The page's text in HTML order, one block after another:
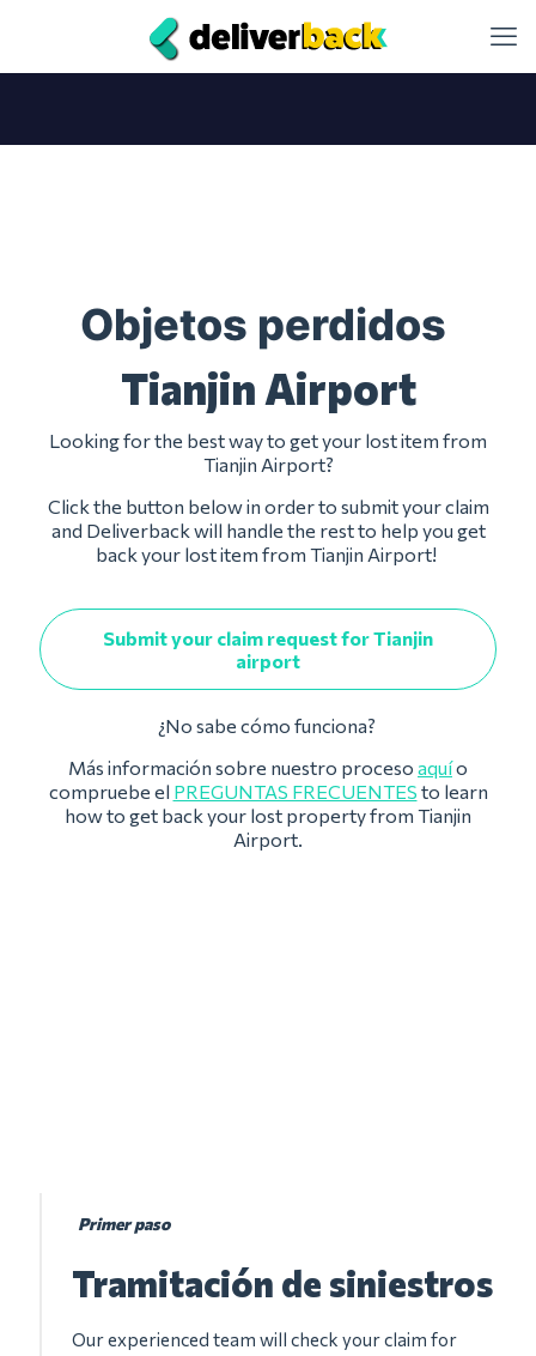
Objetos perdidos
Tianjin Airport
Looking for the best way to get your lost item from
Tianjin Airport?
Click the button below in order to submit your claim
and Deliverback will handle the rest to help you get
back your lost item from Tianjin Airport!
Submit your claim request for Tianjin
airport
¿No sabe cómo funciona?
Más información sobre nuestro proceso aquío
compruebe el PREGUNTAS FRECUENTES to learn
how to get back your lost property from Tianjin
Airport.
Primer paso
Tramitación de siniestros
Our experienced team will check your claim for